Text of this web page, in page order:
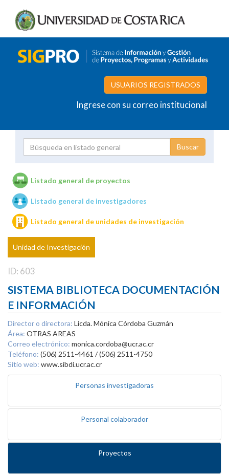
USUARIOS REGISTRADOS
Ingrese con su correo institucional
Unidades de investigación
Listado general de proyectos
Listado general de investigadores
Listado general de unidades de investigación
Unidad de Investigación
ID: 603
SISTEMA BIBLIOTECA DOCUMENTACIÓN
E INFORMACIÓN
Director o directora: Licda. Mónica Córdoba Guzmán
Área: OTRAS AREAS
Correo electrónico: monica.cordoba@ucr.ac.cr
Teléfono: (506) 2511-4461 / (506) 2511-4750
Sitio web: www.sibdi.ucr.ac.cr
Personas investigadoras
Personal colaborador
Proyectos